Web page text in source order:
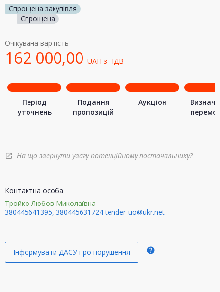
Спрощена закупівля
Спрощена
Очікувана вартість
162 000,00 UAH з ПДВ
Період
уточнень
Подання
пропозицій
Аукціон
open_in_new На що звернути увагу потенційному постачальнику?
Контактна особа
Тройко Любов Миколаївна
380445641395, 380445631724 tender-uo@ukr.net
Інформувати ДАСУ про порушення help